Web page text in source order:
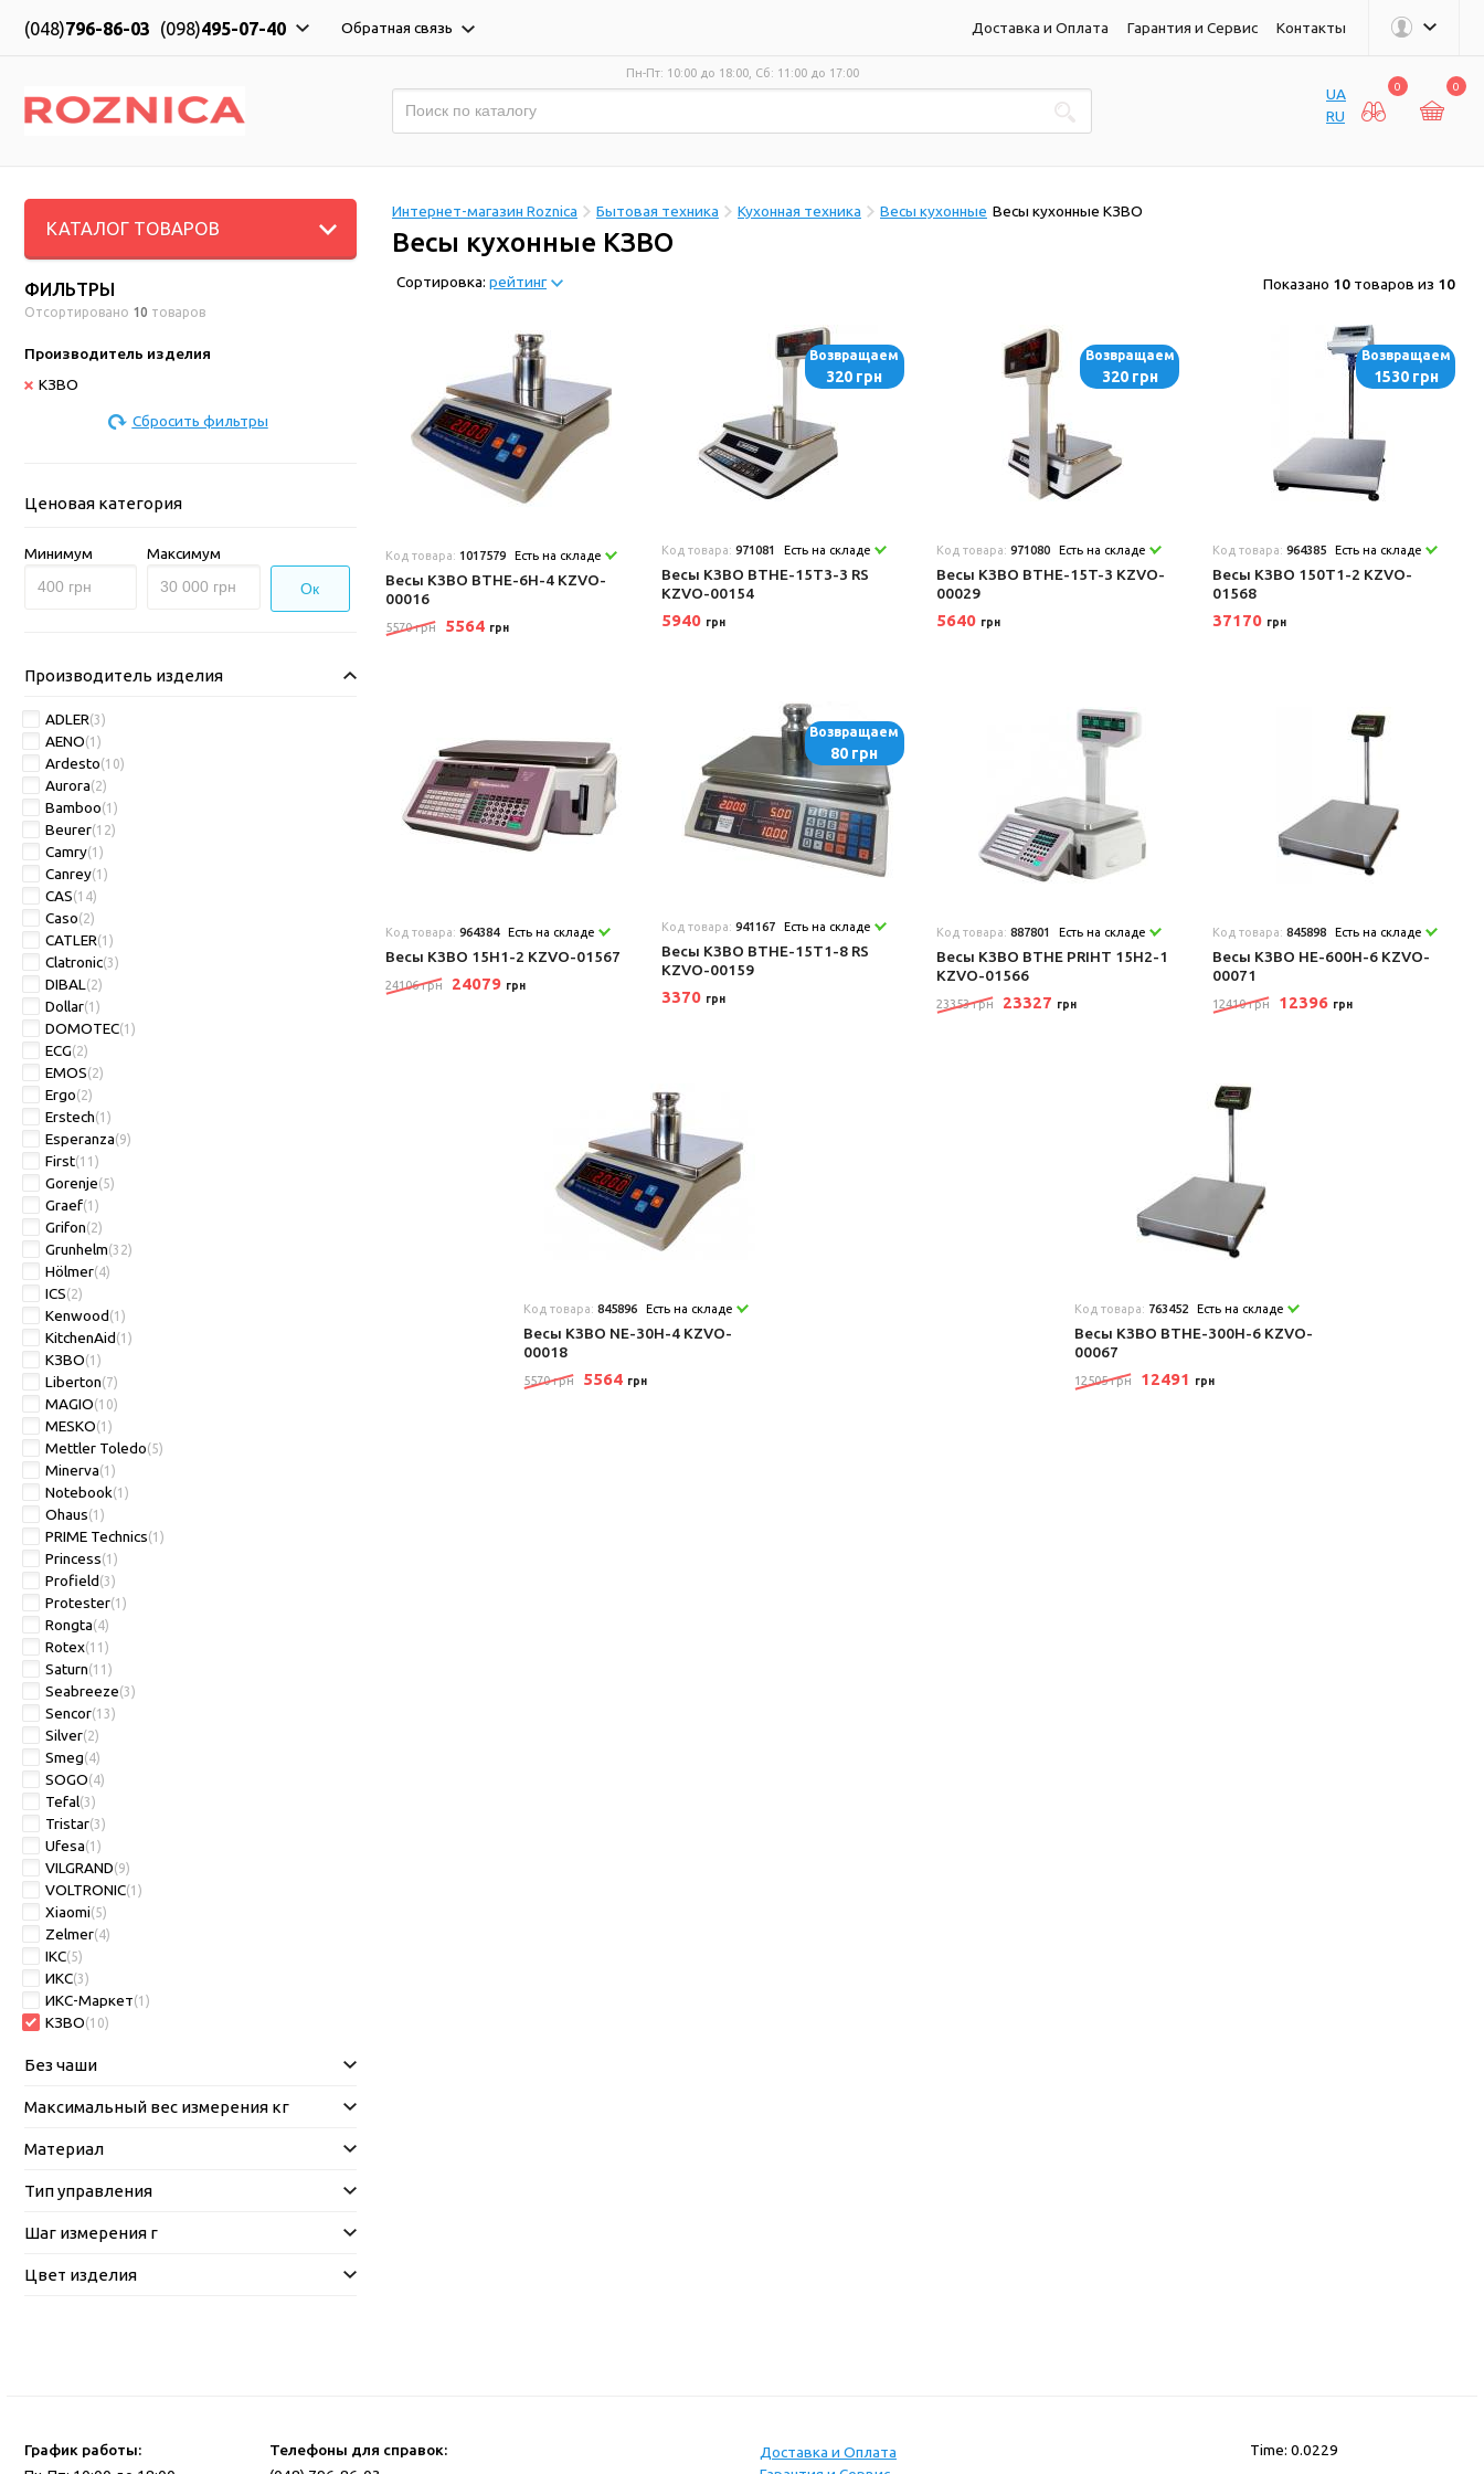
(048)796-86-03 (098)495-07-40 Обратная связь Доставка и Оплата Гарантия и Сервис Контакты
Пн-Пт: 10:00 до 18:00, Сб: 11:00 до 17:00
UA
RU
0 0
КАТАЛОГ ТОВАРОВ
ФИЛЬТРЫ
Отсортировано 10 товаров
Производитель изделия
КЗВО
Сбросить фильтры
Ценовая категория
Минимум Максимум
Ок
Производитель изделия
ADLER(3)
AENO(1)
Ardesto(10)
Aurora(2)
Bamboo(1)
Beurer(12)
Camry(1)
Canrey(1)
CAS(14)
Caso(2)
CATLER(1)
Clatronic(3)
DIBAL(2)
Dollar(1)
DOMOTEC(1)
ECG(2)
EMOS(2)
Ergo(2)
Erstech(1)
Esperanza(9)
First(11)
Gorenje(5)
Graef(1)
Grifon(2)
Grunhelm(32)
Hölmer(4)
ICS(2)
Kenwood(1)
KitchenAid(1)
KЗBO(1)
Liberton(7)
MAGIO(10)
MESKO(1)
Mettler Toledo(5)
Minerva(1)
Notebook(1)
Ohaus(1)
PRIME Technics(1)
Princess(1)
Profield(3)
Protester(1)
Rongta(4)
Rotex(11)
Saturn(11)
Seabreeze(3)
Sencor(13)
Silver(2)
Smeg(4)
SOGO(4)
Tefal(3)
Tristar(3)
Ufesa(1)
VILGRAND(9)
VOLTRONIC(1)
Xiaomi(5)
Zelmer(4)
ІКС(5)
ИКС(3)
ИКС-Маркет(1)
КЗВО(10)
Без чаши
Максимальный вес измерения кг
Материал
Тип управления
Шаг измерения г
Цвет изделия
Интернет-магазин Roznica Бытовая техника Кухонная техника Весы кухонные Весы кухонные КЗВО
Весы кухонные КЗВО
Сортировка: рейтинг Показано 10 товаров из 10
Код товара: 1017579 Есть на складе
Весы КЗВО BTHE-6H-4 KZVO-
00016
5570 грн 5564 грн
Возвращаем
320 грн
Код товара: 971081 Есть на складе
Весы КЗВО BTHE-15T3-3 RS
KZVO-00154
5940 грн
Возвращаем
320 грн
Код товара:971080 Есть на складе
Весы КЗВО BTHE-15T-3 KZVO-
00029
5640 грн
Возвращаем
1530 грн
Код товара:964385 Есть на складе
Весы КЗВО 150T1-2 KZVO-
01568
37170 грн
Код товара: 964384 Есть на складе
Весы КЗВО 15H1-2 KZVO-01567
24106 грн 24079 грн
Возвращаем
80 грн
Код товара: 941167 Есть на складе
Весы КЗВО BTHE-15T1-8 RS
KZVO-00159
3370 грн
Код товара:887801 Есть на складе
Весы КЗВО BTHE PRIHT 15H2-1
KZVO-01566
23353 грн 23327 грн
Код товара:845898 Есть на складе
Весы КЗВО HE-600H-6 KZVO-
00071
12410 грн 12396 грн
Код товара: 845896 Есть на складе
Весы КЗВО NE-30H-4 KZVO-
00018
5570 грн 5564 грн
Код товара: 763452 Есть на складе
Весы КЗВО ВТНЕ-300Н-6 KZVO-
00067
12505 грн 12491 грн
График работы:
Телефоны для справок:
Доставка и Оплата
Time: 0.0229